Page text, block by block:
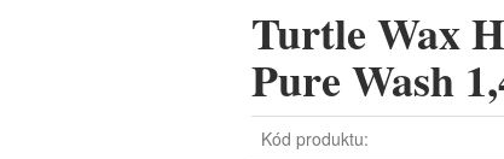
Turtle Wax
Pure Wash
Kód produktu: